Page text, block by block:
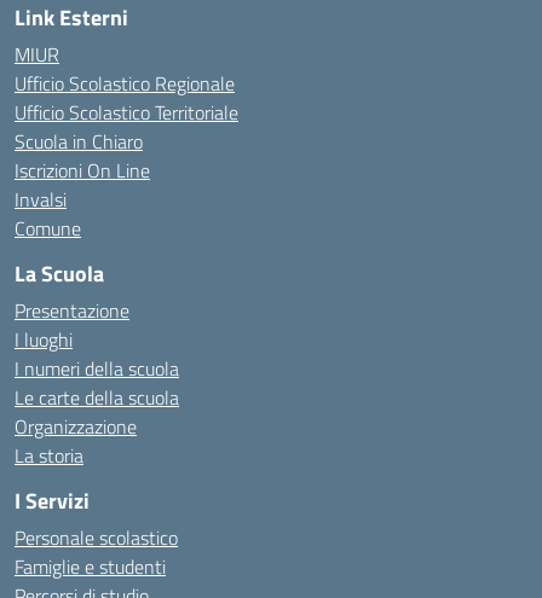
Link Esterni
MIUR
Ufficio Scolastico Regionale
Ufficio Scolastico Territoriale
Scuola in Chiaro
Iscrizioni On Line
Invalsi
Comune
La Scuola
Presentazione
I luoghi
I numeri della scuola
Le carte della scuola
Organizzazione
La storia
I Servizi
Personale scolastico
Famiglie e studenti